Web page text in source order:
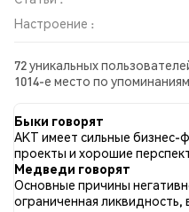
Настроение :
72 уникальных
1014-е место по
во всех социальных сетях
опубликовано 0 новостных
твитов имели бычий
медвежьим настроем по
нейтральными по
на 109 твитах.
Быки говорят
AKT имеет сильные
проекты и хорошие
Медведи говорят
Основные причины
ограниченная ликвидность,